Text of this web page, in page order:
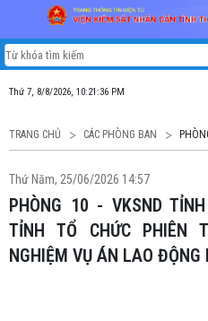
Thứ 7, 8/8/2026, 10:21:37 PM
TRANG CHỦ CÁC PHÒNG BAN
Thứ Năm, 25/06/2026 14:57
PHÒNG 10 - VKSND TỈNH PHỐI HỢP VỚI TOÀ ÁN
TỈNH TỔ CHỨC PHIÊN
NGHIỆM VỤ ÁN LAO ĐỘNG